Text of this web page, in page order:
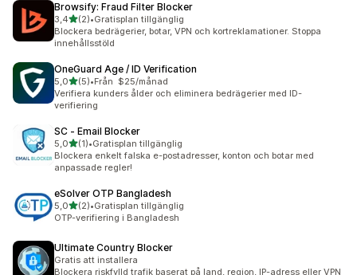
Browsify: Fraud Filter Blocker
3,4av 5 stjärnor
(2)
2 recensioner totalt
•Gratisplan tillgänglig
Blockera bedrägerier, botar, VPN och kortreklamationer. Stoppa
innehållsstöld
OneGuard Age / ID Verification
5,0av 5 stjärnor
(5)
5 recensioner totalt
•Från $25/månad
Verifiera kunders ålder och eliminera bedrägerier med ID-
verifiering
SC ‑ Email Blocker
5,0av 5 stjärnor
(1)
1 recensioner totalt
•Gratisplan tillgänglig
Blockera enkelt falska e-postadresser, konton och botar med
anpassade regler!
eSolver OTP Bangladesh
5,0av 5 stjärnor
(2)
2 recensioner totalt
•Gratisplan tillgänglig
OTP-verifiering i Bangladesh
Ultimate Country Blocker
Gratis att installera
Blockera riskfylld trafik baserat på land, region, IP-adress eller VPN